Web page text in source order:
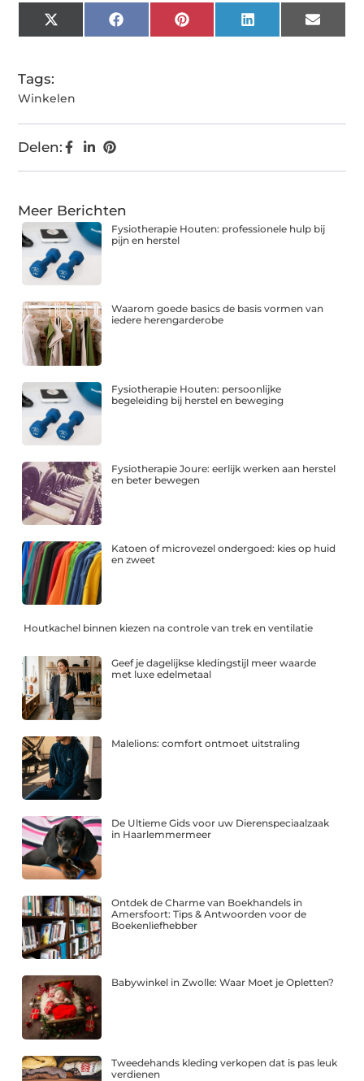
X
(Twitter)
FacebookPinterestLinkedIn Email
Tags:
Winkelen
Delen:
Meer Berichten
Fysiotherapie Houten: professionele hulp bij
pijn en herstel
Waarom goede basics de basis vormen van
iedere herengarderobe
Fysiotherapie Houten: persoonlijke
begeleiding bij herstel en beweging
Fysiotherapie Joure: eerlijk werken aan herstel
en beter bewegen
Katoen of microvezel ondergoed: kies op huid
en zweet
Houtkachel binnen kiezen na controle van trek en ventilatie
Geef je dagelijkse kledingstijl meer waarde
met luxe edelmetaal
Malelions: comfort ontmoet uitstraling
De Ultieme Gids voor uw Dierenspeciaalzaak
in Haarlemmermeer
Ontdek de Charme van Boekhandels in
Amersfoort: Tips & Antwoorden voor de
Boekenliefhebber
Babywinkel in Zwolle: Waar Moet je Opletten?
Tweedehands kleding verkopen dat is pas leuk
verdienen